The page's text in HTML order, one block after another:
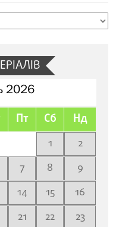
2026
Пт Сб Нд
1
2
7 8
9
14 15
16
21 22
23